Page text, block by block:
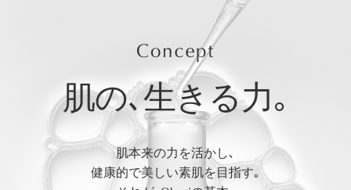
肌の､生きる力｡
肌本来の力を活かし､
健康的で美しい素肌を目指す｡